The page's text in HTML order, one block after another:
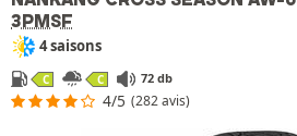
3PMSF
4 saisons
C C 72 db
4/5 (282 avis)